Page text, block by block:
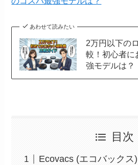
あわせて読みたい
2万円以下の
較！初心者に
強モデルは？
目次
Ecovacs (エコバックス